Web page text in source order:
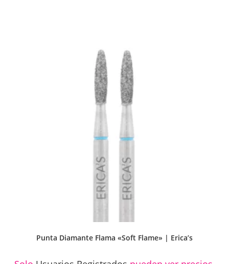
Punta Diamante Flama «Soft Flame» | Erica’s